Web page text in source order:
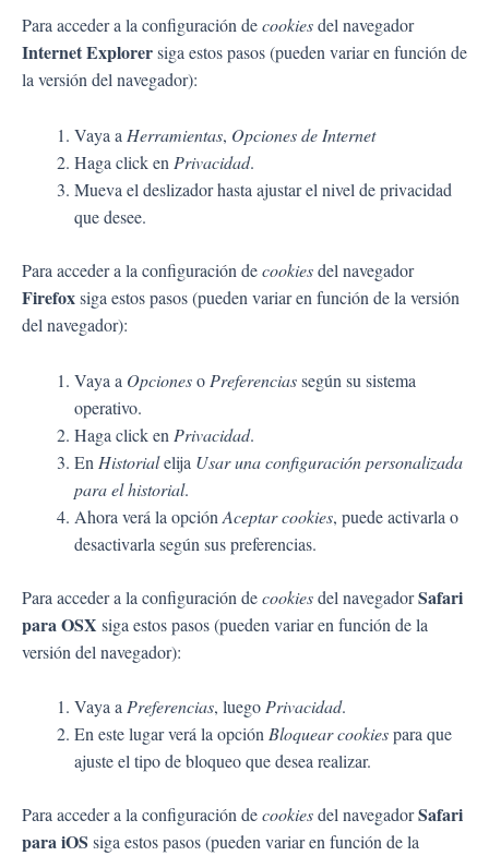
Para acceder a la configuración decookiesdel navegador
Internet Explorersiga estos pasos (pueden variar en función de
la versión del navegador):
Vaya a Herramientas, Opciones de Internet
Haga click en Privacidad.
Mueva el deslizador hasta ajustar el nivel de privacidad
que desee.
Para acceder a la configuración decookiesdel navegador
Firefoxsiga estos pasos (pueden variar en función de la versión
del navegador):
Vaya a Opcioneso Preferenciassegún su sistema
operativo.
Haga click en Privacidad.
En Historialelija Usar una configuración personalizada
para el historial.
Ahora verá la opción Aceptar cookies, puede activarla o
desactivarla según sus preferencias.
Para acceder a la configuración decookiesdel navegadorSafari
para OSX siga estos pasos (pueden variar en función de la
versión del navegador):
Vaya a Preferencias, luego Privacidad.
En este lugar verá la opción Bloquear cookiespara que
ajuste el tipo de bloqueo que desea realizar.
Para acceder a la configuración decookiesdel navegadorSafari
para iOS siga estos pasos (pueden variar en función de la